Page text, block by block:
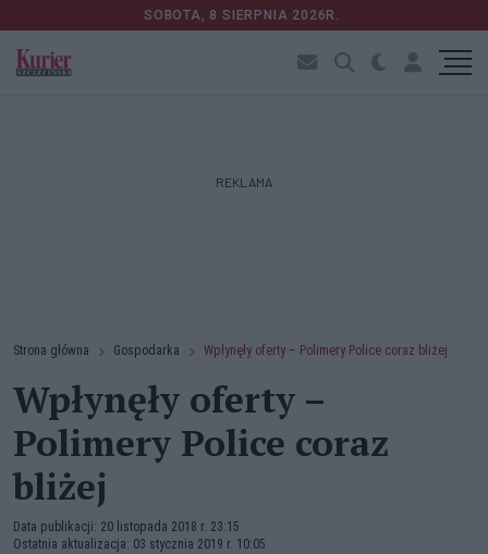
SOBOTA, 8 SIERPNIA 2026R.
REKLAMA
Strona główna Gospodarka Wpłynęły oferty – Polimery Police coraz bliżej
Wpłynęły oferty –
Polimery Police coraz
bliżej
Data publikacji: 20 listopada 2018 r. 23:15
Ostatnia aktualizacja: 03 stycznia 2019 r. 10:05